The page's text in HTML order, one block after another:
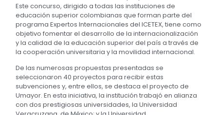
Este concurso, dirigido a todas las instituciones de
educación superior colombianas que forman parte del
programa Expertos Internacionales del ICETEX, tiene como
objetivo fomentar el desarrollo de la internacionalización
y la calidad de la educación superior del país a través de
la cooperación universitaria y la movilidad internacional.
De las numerosas propuestas presentadas se
seleccionaron 40 proyectos para recibir estas
subvenciones y, entre ellos, se destaca el proyecto de
Umayor. En esta iniciativa, la institución trabajó en alianza
con dos prestigiosas universidades, la Universidad